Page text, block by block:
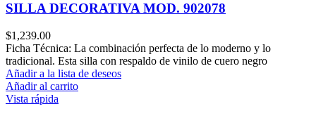
SILLA DECORATIVA MOD. 902078
$1,239.00
Ficha Técnica: La combinación perfecta de lo moderno y lo
tradicional. Esta silla con respaldo de vinilo de cuero negro
Añadir a la lista de deseos
Añadir al carrito
Vista rápida